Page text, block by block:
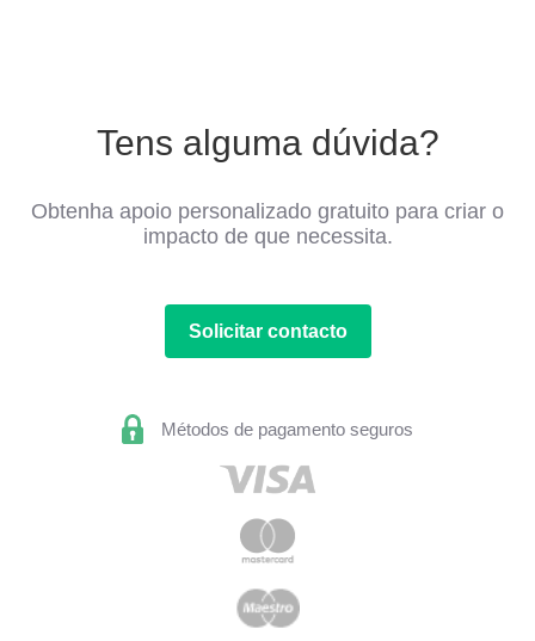
Tens alguma dúvida?
Obtenha apoio personalizado gratuito para criar o
impacto de que necessita.
Solicitar contacto
Métodos de pagamento seguros